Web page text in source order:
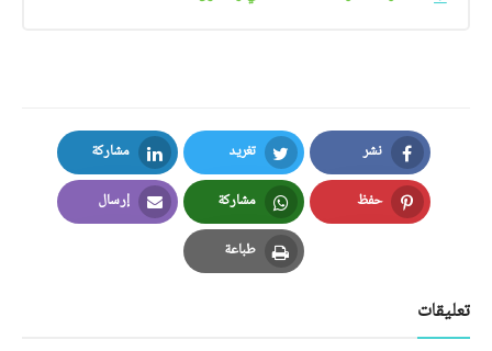
نشر
Facebook
تغريد
Twitter
مشاركة
LinkedIn
حفظ
Pinterest
مشاركة
Whatsapp
إرسال
Email
طباعة
Print
تعليقات